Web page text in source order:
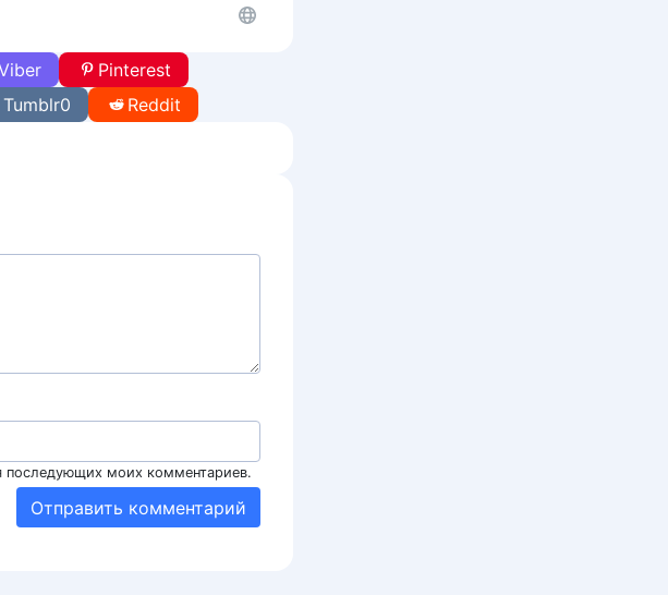
Tumblr0
Pinterest
Reddit
последующих моих комментариев.